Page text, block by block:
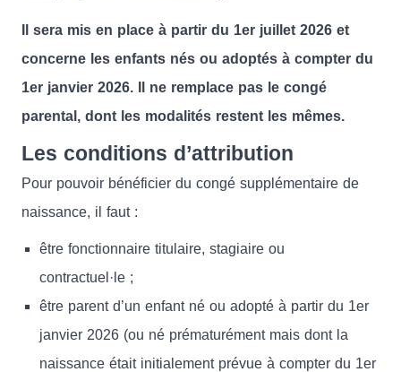
Il sera mis en place à partir du 1er juillet 2026 et
concerne les enfants nés ou adoptés à compter du
1er janvier 2026. Il ne remplace pas le congé
parental, dont les modalités restent les mêmes.
Les conditions d’attribution
Pour pouvoir bénéficier du congé supplémentaire de
naissance, il faut :
être fonctionnaire titulaire, stagiaire ou
contractuel·le ;
être parent d’un enfant né ou adopté à partir du 1er
janvier 2026 (ou né prématurément mais dont la
naissance était initialement prévue à compter du 1er